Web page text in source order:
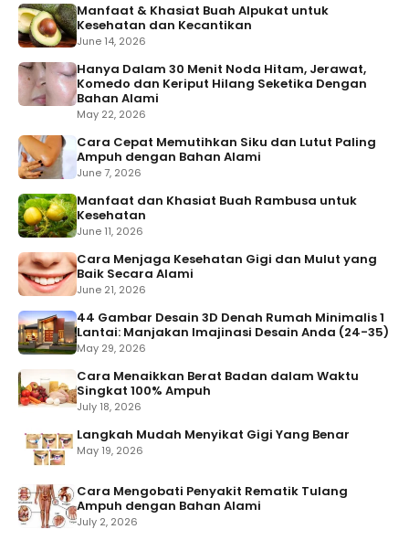
Manfaat & Khasiat Buah Alpukat untuk
Kesehatan dan Kecantikan
June 14, 2026
Hanya Dalam 30 Menit Noda Hitam, Jerawat,
Komedo dan Keriput Hilang Seketika Dengan
Bahan Alami
May 22, 2026
Cara Cepat Memutihkan Siku dan Lutut Paling
Ampuh dengan Bahan Alami
June 7, 2026
Manfaat dan Khasiat Buah Rambusa untuk
Kesehatan
June 11, 2026
Cara Menjaga Kesehatan Gigi dan Mulut yang
Baik Secara Alami
June 21, 2026
44 Gambar Desain 3D Denah Rumah Minimalis 1
Lantai: Manjakan Imajinasi Desain Anda (24-35)
May 29, 2026
Cara Menaikkan Berat Badan dalam Waktu
Singkat 100% Ampuh
July 18, 2026
Langkah Mudah Menyikat Gigi Yang Benar
May 19, 2026
Cara Mengobati Penyakit Rematik Tulang
Ampuh dengan Bahan Alami
July 2, 2026